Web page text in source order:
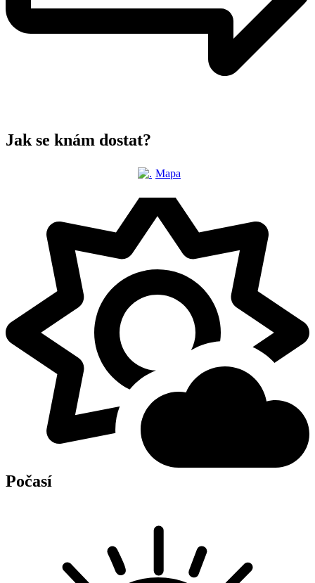
Jak se knám dostat?
Mapa
Počasí